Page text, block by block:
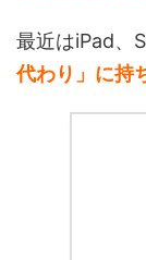
最近はiPad、
代わり」に持